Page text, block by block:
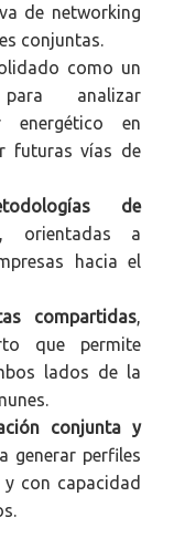
de networking
conjuntas.
como un
analizar
energético en
futuras vías de
de
, orientadas a
hacia el
compartidas,
que permite
lados de la
conjunta y
generar perfiles
con capacidad